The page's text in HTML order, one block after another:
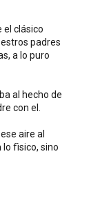
el clásico
padres
a lo puro
al hecho de
con el.
aire al
fìsico, sino